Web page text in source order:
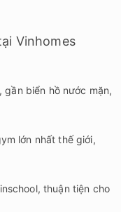
Vinhomes
gần biển hồ nước mặn,
lớn nhất thế giới,
thuận tiện cho